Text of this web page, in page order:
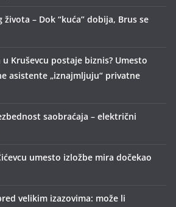
– Dok “kuća” dobija, Brus se
Kruševcu postaje biznis? Umesto
asistente „iznajmljuju“ privatne
saobraćaja – električni
umesto izložbe mira dočekao
velikim izazovima: može li